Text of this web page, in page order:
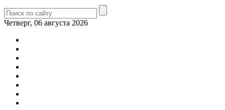
Четверг, 06 августа 2026